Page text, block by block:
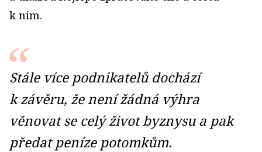
k nim.
Stále více podnikatelů dochází
k závěru, že není žádná výhra
věnovat se celý život byznysu a pak
předat peníze potomkům.